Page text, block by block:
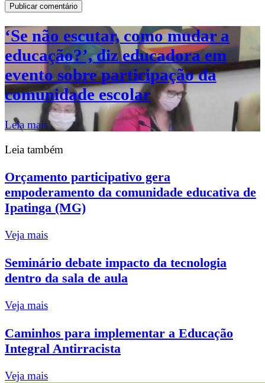
‘Se não escutar, como mudar a
educação?’, diz educadora em
evento sobre participação da
comunidade escolar
Leia mais
Leia também
Orçamento participativo gera
empoderamento da comunidade educativa de
Ipatinga (MG)
Veja mais
Seminário debate impacto da tecnologia
dentro da sala de aula
Veja mais
Caminhos para implementar a Educação
Integral Antirracista
Veja mais